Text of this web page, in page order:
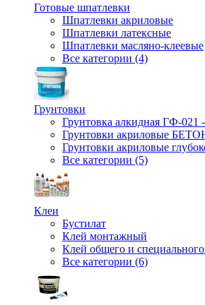
Готовые шпатлевки
Шпатлевки акриловые
Шпатлевки латексные
Шпатлевки масляно-клеевые
Все категории (4)
Грунтовки
Грунтовка алкидная ГФ-021
Грунтовки акриловые
Грунтовки акриловые
Все категории (5)
Клеи
Бустилат
Клей монтажный
Клей общего и специального
Все категории (6)